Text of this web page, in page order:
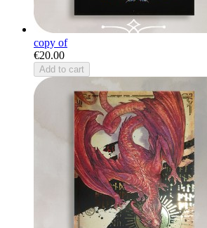
copy of
€20.00
Add to cart